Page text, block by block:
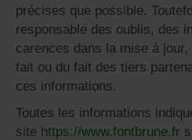
précises que possible.
responsable des oublis, des
carences dans la mise à jour,
fait ou du fait des tiers
ces informations.
Toutes les informations
site https://www.fontbrune.fr